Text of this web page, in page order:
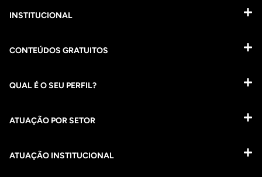
INSTITUCIONAL
CONTEÚDOS GRATUITOS
QUAL É O SEU PERFIL?
ATUAÇÃO POR SETOR
ATUAÇÃO INSTITUCIONAL